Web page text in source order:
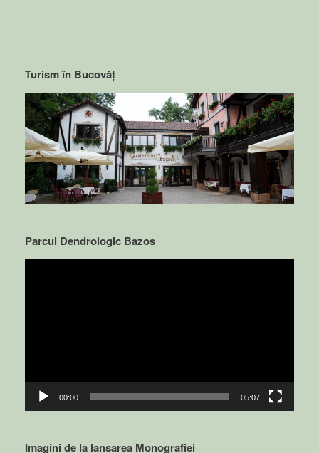
Turism în Bucovăț
Parcul Dendrologic Bazos
00:00 05:07
Imagini de la lansarea Monografiei